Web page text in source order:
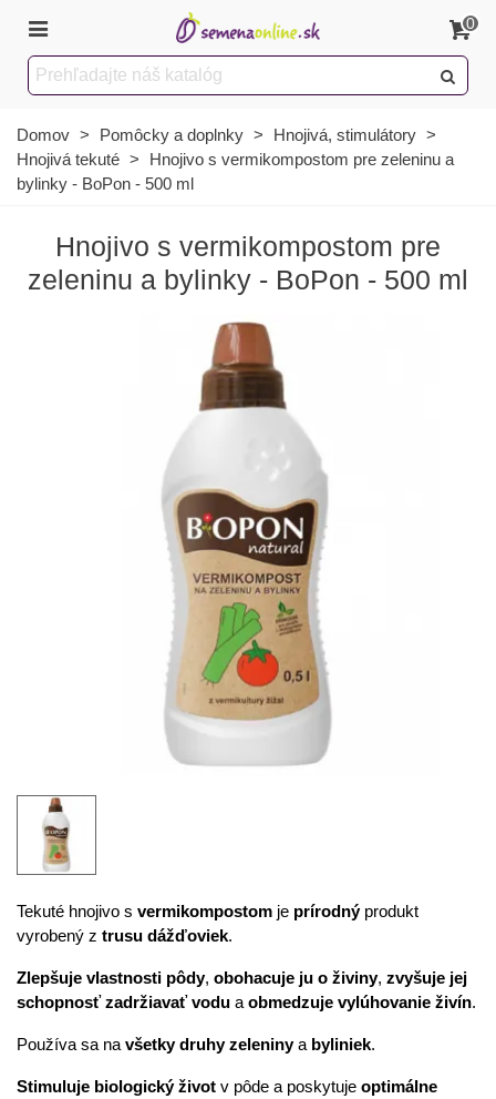
0
Domov > Pomôcky a doplnky > Hnojivá, stimulátory >
Hnojivá tekuté >
Hnojivo s vermikompostom pre zeleninu a
bylinky - BoPon - 500 ml
Hnojivo s vermikompostom pre
zeleninu a bylinky - BoPon - 500 ml
Tekuté hnojivo s vermikompostom je prírodnýprodukt
vyrobený z trusu dážďoviek.
Zlepšuje vlastnosti pôdy, obohacuje ju o živiny, zvyšuje jej
schopnosť zadržiavať vodu a obmedzuje vylúhovanie živín.
Používa sa na všetky druhy zeleninya byliniek.
Stimuluje biologický život v pôde a poskytuje optimálne